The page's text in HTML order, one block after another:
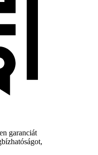
garanciát